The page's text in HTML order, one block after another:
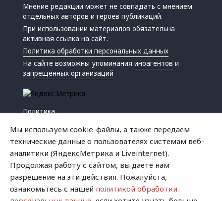
Мнение редакции может не совпадать с мнением
отдельных авторов и героев публикаций.
При использовании материалов обязательна
активная ссылка на сайт.
Политика обработки персональных данных
На сайте возможны упоминанияиноагентов и
запрещенных организаций
Политика
Криминал
Успех
Мы используем cookie-файлы, а также передаем
технические данные о пользователях системам веб-
аналитики (ЯндексМетрика и Liveinternet).
Продолжая работу с сайтом, вы даете нам
разрешение на эти действия. Пожалуйста,
ознакомьтесь с нашей политикой обработки